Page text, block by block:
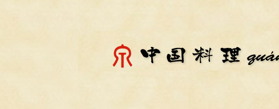
県御殿場市にある中
のお知らせ